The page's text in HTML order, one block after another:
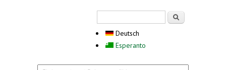
Deutsch
Esperanto